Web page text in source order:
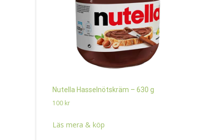
Nutella Hasselnötskräm – 630 g
100 kr
Läs mera & köp